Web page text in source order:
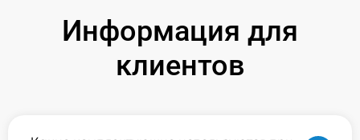
Информация для
клиентов